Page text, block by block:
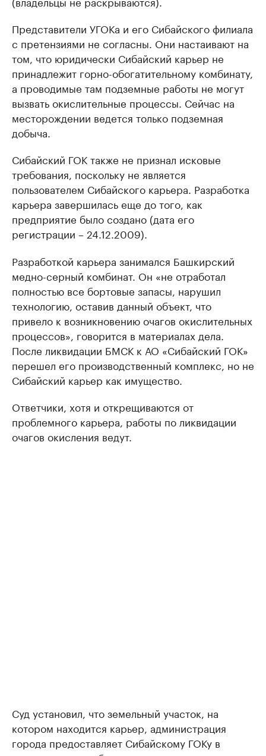
Представители УГОКа и его Сибайского филиала
с претензиями не согласны. Они настаивают на
том, что юридически Сибайский карьер не
принадлежит горно-обогатительному комбинату,
а проводимые там подземные работы не могут
вызвать окислительные процессы. Сейчас на
месторождении ведется только подземная
добыча.
Сибайский ГОК также не признал исковые
требования, поскольку не является
пользователем Сибайского карьера. Разработка
карьера завершилась еще до того, как
предприятие было создано (дата его
регистрации – 24.12.2009).
Разработкой карьера занимался Башкирский
медно-серный комбинат. Он «не отработал
полностью все бортовые запасы, нарушил
технологию, оставив данный объект, что
привело к возникновению очагов окислительных
процессов», говорится в материалах дела.
После ликвидации БМСК к АО «Сибайский ГОК»
перешел его производственный комплекс, но не
Сибайский карьер как имущество.
Ответчики, хотя и открещиваются от
проблемного карьера, работы по ликвидации
очагов окисления ведут.
Суд установил, что земельный участок, на
котором находится карьер, администрация
города предоставляет Сибайскому ГОКу в